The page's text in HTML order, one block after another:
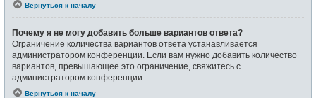
Вернуться к началу
Почему я не могу добавить больше вариантов ответа?
Ограничение количества вариантов ответа устанавливается
администратором конференции. Если вам нужно добавить количество
вариантов, превышающее это ограничение, свяжитесь с
администратором конференции.
Вернуться к началу